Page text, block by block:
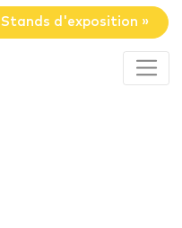
Stands d'exposition »